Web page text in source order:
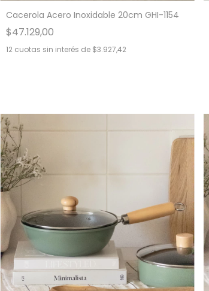
Cacerola Acero Inoxidable 20cm GHI-1154
$47.129,00
12 cuotas sin interés de $3.927,42